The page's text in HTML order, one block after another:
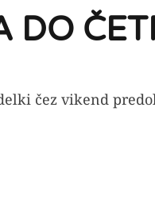
DO
čez vikend